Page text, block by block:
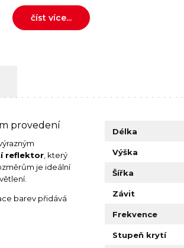
číst více...
provedení
reflektor , který
je ideální
barev přidává
Délka
Výška
Šířka
Závit
Frekvence
Stupeň krytí